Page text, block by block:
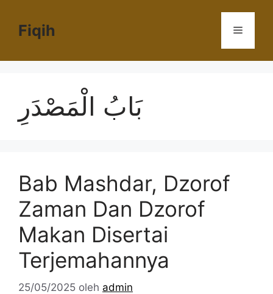
Fiqih Menu
بَابُ الْمَصْدَرِ
Bab Mashdar, Dzorof
Zaman Dan Dzorof
Makan Disertai
Terjemahannya
25/05/2025 oleh admin